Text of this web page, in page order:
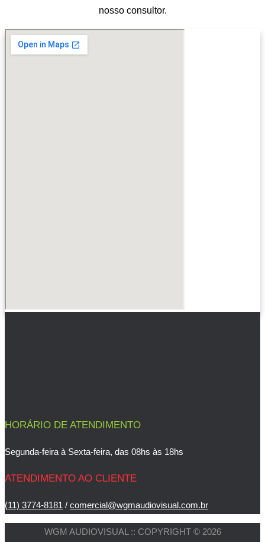
nosso consultor.
HORÁRIO DE ATENDIMENTO
Segunda-feira à Sexta-feira, das 08hs às 18hs
ATENDIMENTO AO CLIENTE
(11) 3774-8181 / comercial@wgmaudiovisual.com.br
WGM AUDIOVISUAL :: COPYRIGHT © 2026